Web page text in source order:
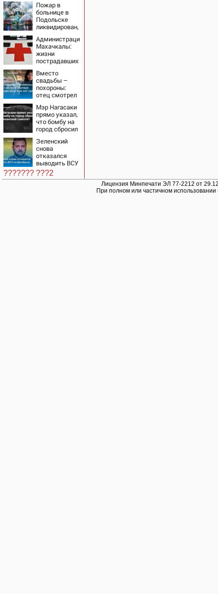
к миру: как
ответила
Россия,
полный разбор
провала
операции
Украины от
военкора Коца
Пожар в
больнице в
Подольске
ликвидирован,
эвакуация
Администрация
Махачкалы:
жизни
пострадавших
лифта ничто
не угрожает
Вместо
свадьбы –
похороны:
отец смотрел
мертвую 16-
летнюю дочь
и не мог
сдержать
слезы
Мэр Нагасаки
прямо указал,
что бомбу на
город сбросил
самолет
Зеленский
снова
отказался
выводить ВСУ
из Донбасса
??????? ???2
Лицензия Минпечати ЭЛ 77-2212 от
При полном или частичном